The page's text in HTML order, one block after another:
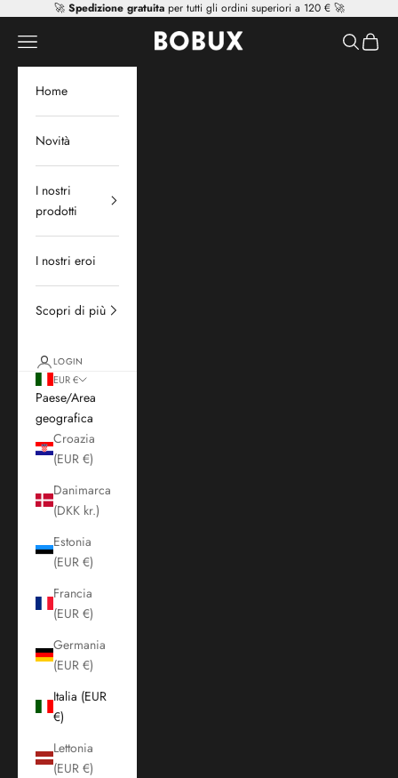
Vai al contenuto
🚀 Spedizione gratuitaper tutti gli ordini superiori a 120 € 🚀
Mr Tiggle - Distributor
Apri il menu di navigazione Mostra il
Home
Novità
I nostri
prodotti
I nostri eroi
Scopri di più
LOGIN
EUR €
Paese/Area
geografica
Croazia
(EUR €)
Danimarca
(DKK kr.)
Estonia
(EUR €)
Francia
(EUR €)
Germania
(EUR €)
Italia (EUR
€)
Lettonia
(EUR €)